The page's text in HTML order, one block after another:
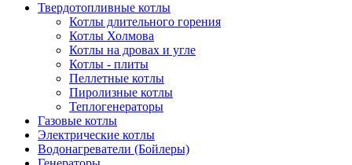
Твердотопливные котлы
Котлы длительного горения
Котлы Холмова
Котлы на дровах и угле
Котлы - плиты
Пеллетные котлы
Пиролизные котлы
Теплогенераторы
Газовые котлы
Электрические котлы
Водонагреватели (Бойлеры)